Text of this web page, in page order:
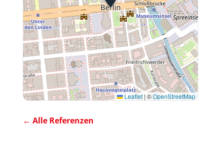
Leaflet | ©OpenStreetMap
← Alle Referenzen